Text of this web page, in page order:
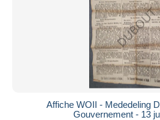
Affiche WOII - Mededeling
Gouvernement - 13